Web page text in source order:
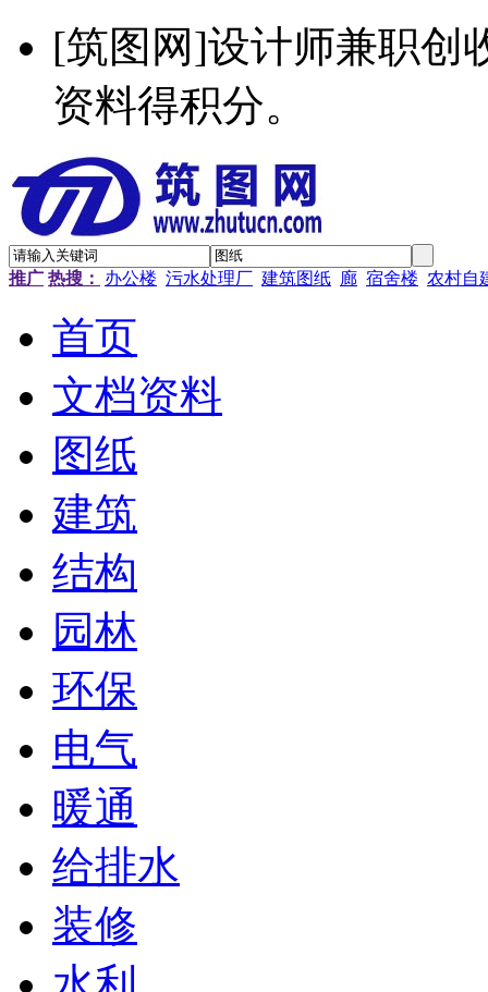
[筑图网]设计师兼职创
资料得积分。
推广 热搜： 办公楼 污水处理厂 建筑图纸 廊 宿舍楼 农村自
首页
文档资料
图纸
建筑
结构
园林
环保
电气
暖通
给排水
装修